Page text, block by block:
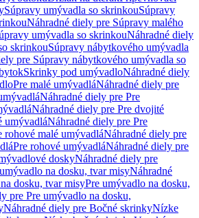
Súpravy umývadla so skrinkouSúpravy
Náhradné diely pre Súpravy malého
umývadla so skrinkouNáhradné diely
skrinkouSúpravy nábytkového umývadla
pre Súpravy nábytkového umývadla so
Skrinky pod umývadloNáhradné diely
Pre malé umývadláNáhradné diely pre
Náhradné diely pre Pre
Náhradné diely pre Pre dvojité
umývadláNáhradné diely pre Pre
rohové malé umývadláNáhradné diely pre
Pre rohové umývadláNáhradné diely pre
doskyNáhradné diely pre
na dosku, tvar misyNáhradné
dosku, tvar misyPre umývadlo na dosku,
pre Pre umývadlo na dosku,
Náhradné diely pre Bočné skrinkyNízke